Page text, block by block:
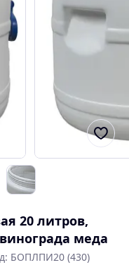
20 литров,
меда
БОПЛПИ20 (430)